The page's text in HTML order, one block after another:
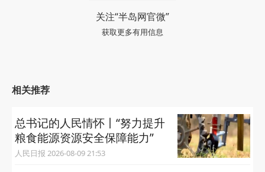
关注“半岛网官微”
获取更多有用信息
相关推荐
总书记的人民情怀丨“努力提升
粮食能源资源安全保障能力”
人民日报 2026-08-09 21:53